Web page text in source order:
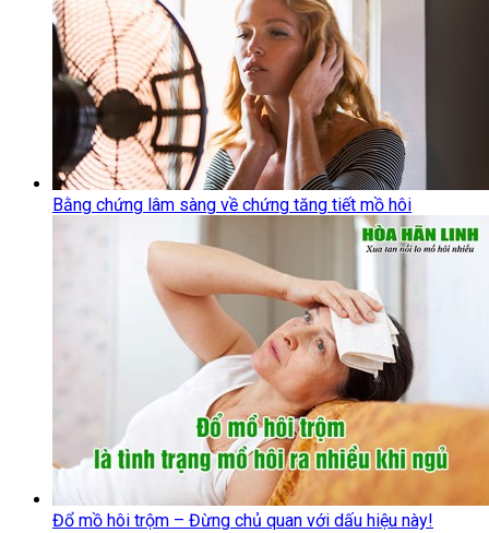
Bằng chứng lâm sàng về chứng tăng tiết mồ hôi
Đổ mồ hôi trộm – Đừng chủ quan với dấu hiệu này!